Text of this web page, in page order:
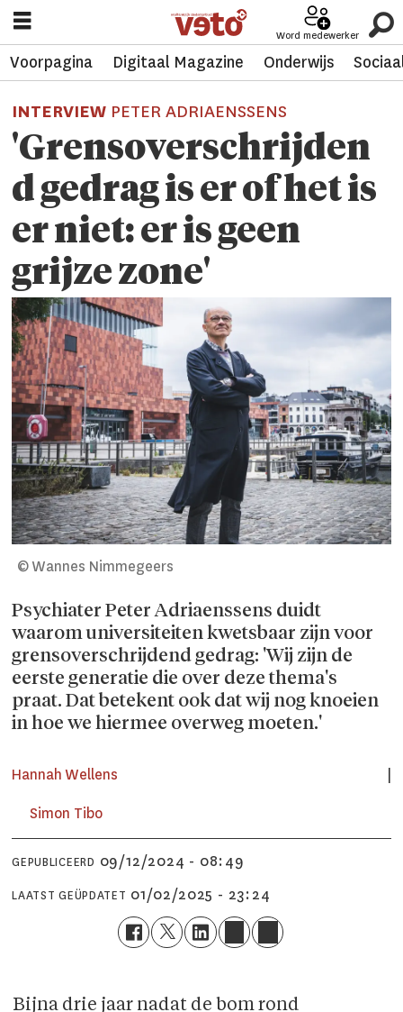
Word medewerker
Voorpagina Digitaal Magazine Onderwijs
INTERVIEW PETER ADRIAENSSENS
'Grensoverschrijden
d gedrag is er of het is
er niet: er is geen
grijze zone'
© Wannes Nimmegeers
Psychiater Peter Adriaenssens duidt
waarom universiteiten kwetsbaar zijn voor
grensoverschrijdend gedrag: 'Wij zijn de
eerste generatie die over deze thema's
praat. Dat betekent ook dat wij nog knoeien
in hoe we hiermee overweg moeten.'
Hannah Wellens
Simon Tibo
GEPUBLICEERD 09/12/2024 - 08:49
LAATST GEÜPDATET 01/02/2025 - 23:24
Bijna drie jaar nadat de bom rond